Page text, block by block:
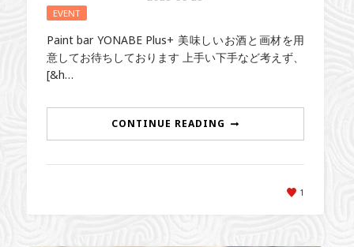
EVENT
Paint bar YONABE Plus+ 美味しいお酒と画材を用
意してお待ちしております 上手い下手など考えず、
[&h…
CONTINUE READING
1